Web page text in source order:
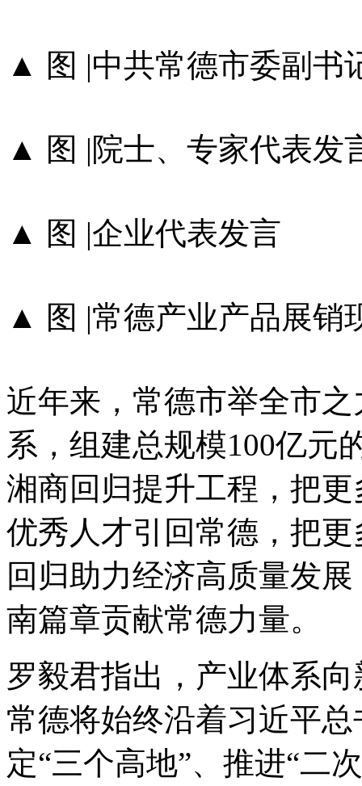
▲ 图 |中共常德市委副书
▲ 图 |院士、专家代表发
▲ 图 |企业代表发言
▲ 图 |常德产业产品展销
近年来，常德市举全市
系，组建总规模100亿元
湘商回归提升工程，把
优秀人才引回常德，把
回归助力经济高质量发
南篇章贡献常德力量。
罗毅君指出，产业体系
常德将始终沿着习近平
定“三个高地”、推进“二